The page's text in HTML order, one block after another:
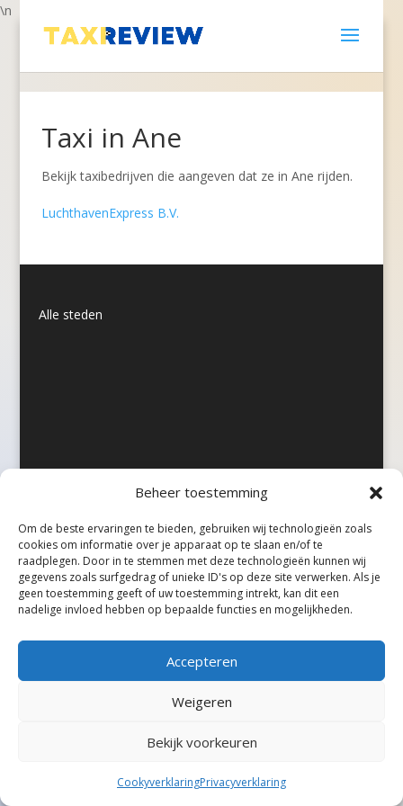
Beheer toestemming
Om de beste ervaringen te bieden, gebruiken wij technologieën zoals
cookies om informatie over je apparaat op te slaan en/of te
raadplegen. Door in te stemmen met deze technologieën kunnen wij
gegevens zoals surfgedrag of unieke ID's op deze site verwerken. Als je
geen toestemming geeft of uw toestemming intrekt, kan dit een
nadelige invloed hebben op bepaalde functies en mogelijkheden.
Accepteren
Weigeren
Bekijk voorkeuren
CookyverklaringPrivacyverklaring
\n
Taxi in Ane
Bekijk taxibedrijven die aangeven dat ze in Ane rijden.
LuchthavenExpress B.V.
Alle steden
©Taxireview, alle rechten voorbehouden.